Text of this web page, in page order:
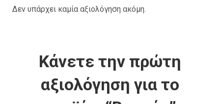
Δεν υπάρχει καμία αξιολόγηση ακόμη.
Κάνετε την πρώτη
αξιολόγηση για το